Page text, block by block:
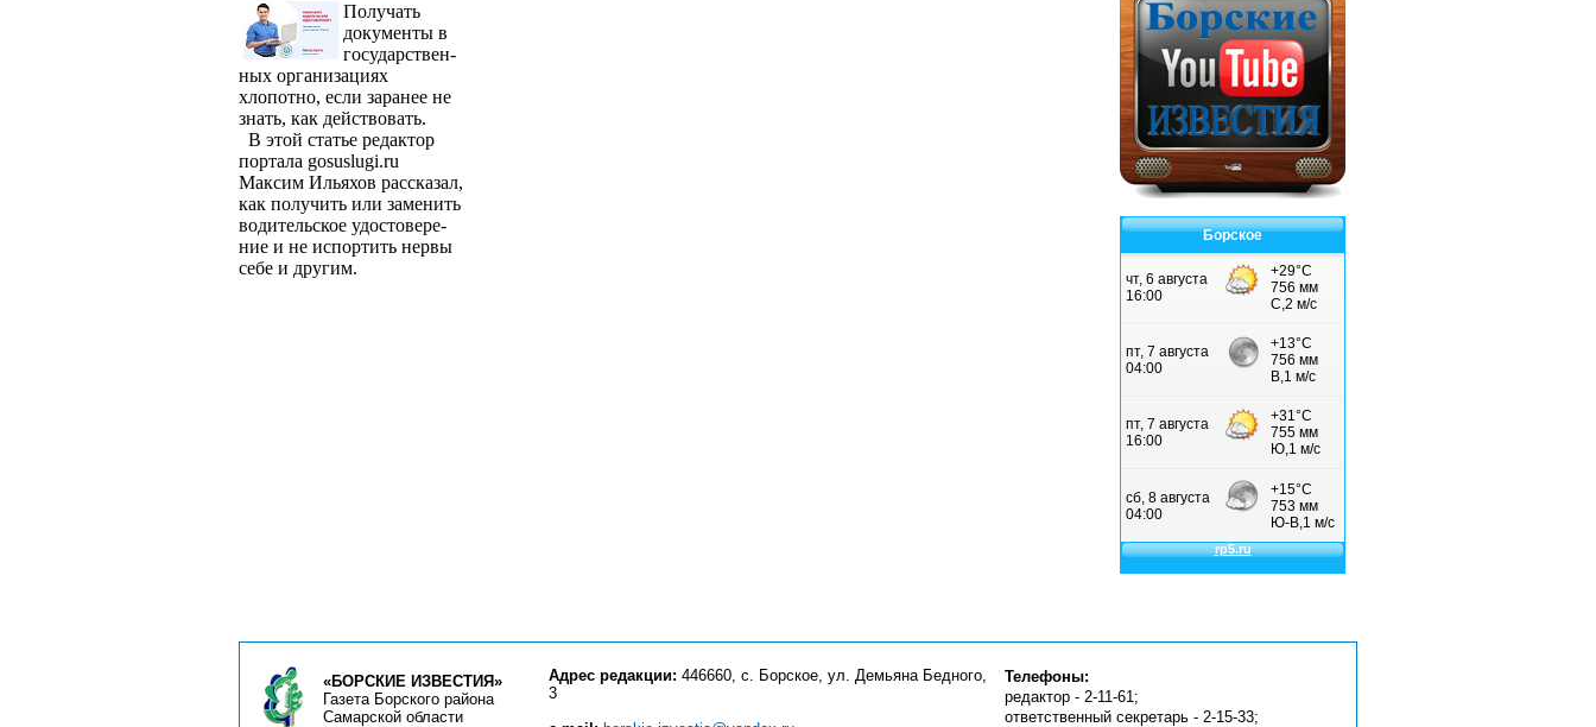
Получать
доку­менты в
государствен­
ных организациях
хлопотно, если заранее не
знать, как действовать.
В этой статье редактор
портала gosuslugi.ru
Максим Ильяхов рассказал,
как получить или заменить
водительское удостовере­
ние и не испортить нервы
себе и другим.
Борское
«БОРСКИЕ ИЗВЕСТИЯ»
Газета Борского района
Самарской области
Адрес редакции: 446660, с. Борское, ул. Демьяна Бедного,
3
Телефоны:
редактор - 2-11-61;
ответственный секретарь - 2-15-33;